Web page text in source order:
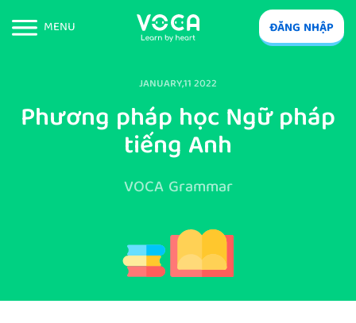
MENU ĐĂNG NHẬP
JANUARY,11 2022
Phương pháp học Ngữ pháp
tiếng Anh
VOCA Grammar